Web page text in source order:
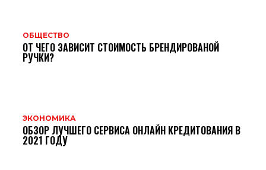
ОБЩЕСТВО
ОТ ЧЕГО ЗАВИСИТ СТОИМОСТЬ БРЕНДИРОВАНОЙ
РУЧКИ?
ЭКОНОМИКА
ОБЗОР ЛУЧШЕГО СЕРВИСА ОНЛАЙН КРЕДИТОВАНИЯ В
2021 ГОДУ